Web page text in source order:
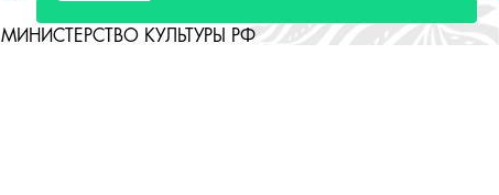
МИНИСТЕРСТВО КУЛЬТУРЫ РФ